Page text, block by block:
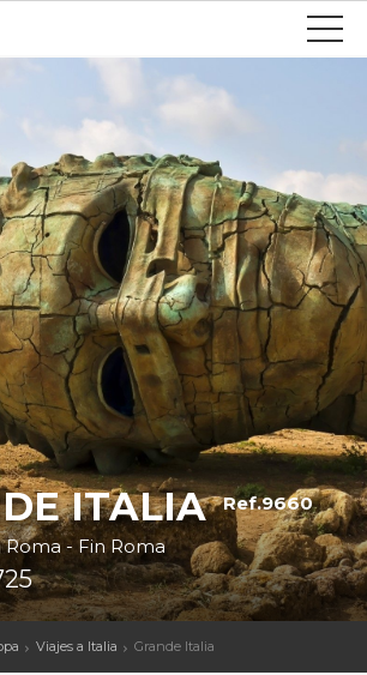
ITALIA Ref.9660
Roma - Fin Roma
Viajes a Italia Grande Italia